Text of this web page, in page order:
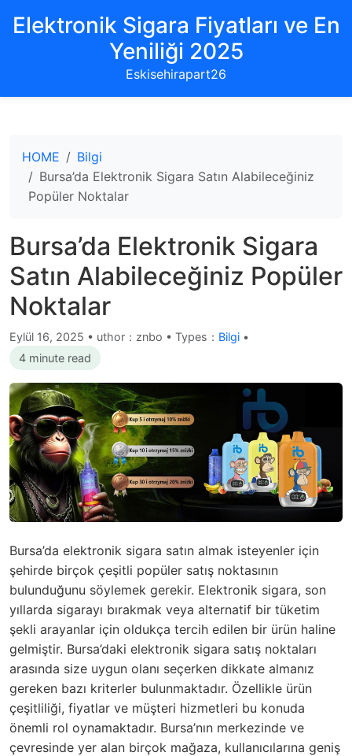
Elektronik Sigara Fiyatları ve En
Yeniliği 2025
Eskisehirapart26
HOME
Bilgi
Bursa’da Elektronik Sigara Satın Alabileceğiniz
Popüler Noktalar
Bursa’da Elektronik Sigara
Satın Alabileceğiniz Popüler
Noktalar
Eylül 16, 2025 • uthor：znbo • Types： Bilgi •
4 minute read
Bursa’da elektronik sigara satın almak isteyenler için
şehirde birçok çeşitli popüler satış noktasının
bulunduğunu söylemek gerekir. Elektronik sigara, son
yıllarda sigarayı bırakmak veya alternatif bir tüketim
şekli arayanlar için oldukça tercih edilen bir ürün haline
gelmiştir. Bursa’daki elektronik sigara satış noktaları
arasında size uygun olanı seçerken dikkate almanız
gereken bazı kriterler bulunmaktadır. Özellikle ürün
çeşitliliği, fiyatlar ve müşteri hizmetleri bu konuda
önemli rol oynamaktadır. Bursa’nın merkezinde ve
çevresinde yer alan birçok mağaza, kullanıcılarına geniş